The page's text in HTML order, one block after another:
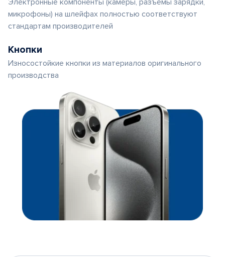
Электронные компоненты (камеры, разъемы зарядки,
микрофоны) на шлейфах полностью соответствуют
стандартам производителей
Кнопки
Износостойкие кнопки из материалов оригинального
производства